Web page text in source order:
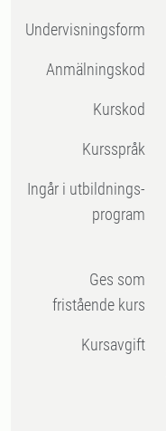
Undervisningsform
Anmälningskod
Kurskod
Kursspråk
Ingår i utbildnings-
program
Ges som
fristående kurs
Kursavgift